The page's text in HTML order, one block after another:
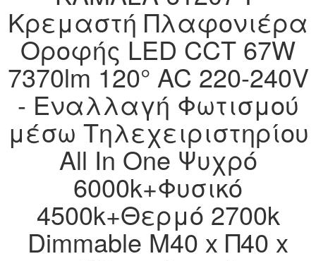
Κρεμαστή Πλαφονιέρα
Οροφής LED CCT 67W
7370lm 120° AC 220-240V
- Εναλλαγή Φωτισμού
μέσω Τηλεχειριστηρίου
All In One Ψυχρό
6000k+Φυσικό
4500k+Θερμό 2700k
Dimmable Μ40 x Π40 x